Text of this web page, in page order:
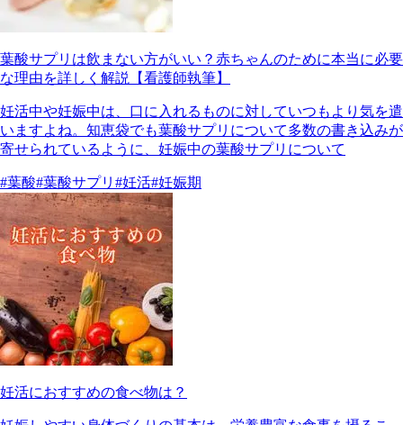
葉酸サプリは飲まない方がいい？赤ちゃんのために本当に必要
な理由を詳しく解説【看護師執筆】
妊活中や妊娠中は、口に入れるものに対していつもより気を遣
いますよね。知恵袋でも葉酸サプリについて多数の書き込みが
寄せられているように、妊娠中の葉酸サプリについて
#葉酸#葉酸サプリ #妊活#妊娠期
妊活におすすめの食べ物は？